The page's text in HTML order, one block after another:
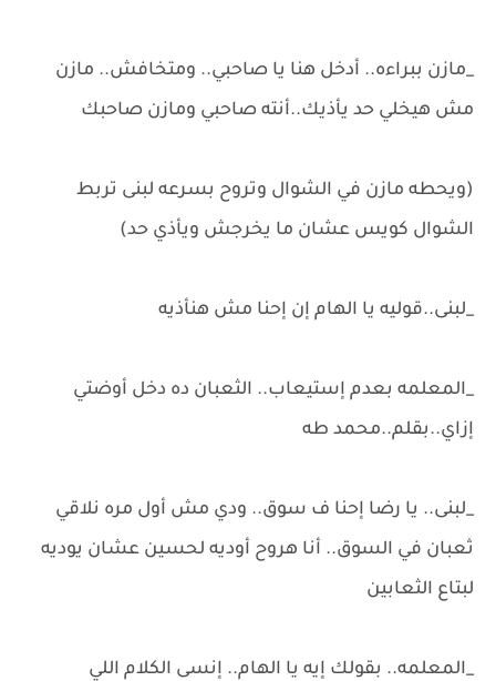
_مازن ببراءه.. أدخل هنا يا صاحبي.. ومتخافش.. مازن
مش هيخلي حد يأذيك..أنته صاحبي ومازن صاحبك
(ويحطه مازن في الشوال وتروح بسرعه لبنى تربط
الشوال كويس عشان ما يخرجش ويأذي حد)
_لبنى..قوليه يا الهام إن إحنا مش هنأذيه
_المعلمه بعدم إستيعاب.. الثعبان ده دخل أوضتي
إزاي..بقلم..محمد طه
_لبنى.. يا رضا إحنا ف سوق.. ودي مش أول مره نلاقي
ثعبان في السوق.. أنا هروح أوديه لحسين عشان يوديه
لبتاع الثعابين
_المعلمه.. بقولك إيه يا الهام.. إنسى الكلام اللي